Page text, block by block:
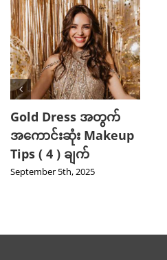
Gold Dress အတွက်
အကောင်းဆုံး Makeup
Tips ( 4 ) ချက်
September 5th, 2025